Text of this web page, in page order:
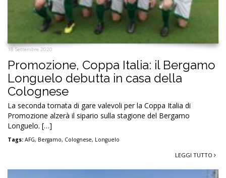
18 Settembre 2020
Promozione, Coppa Italia: il Bergamo
Longuelo debutta in casa della
Colognese
La seconda tornata di gare valevoli per la Coppa Italia di
Promozione alzerà il sipario sulla stagione del Bergamo
Longuelo. […]
Tags: AFG, Bergamo, Colognese, Longuelo
LEGGI TUTTO